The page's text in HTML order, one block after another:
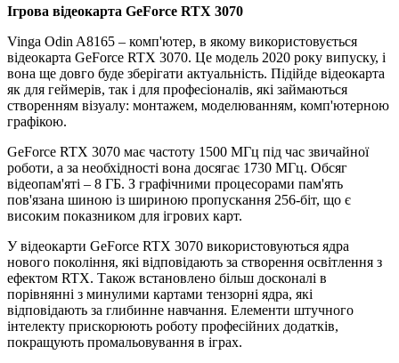
Ігрова відеокарта GeForce RTX 3070
Vinga Odin A8165 – комп'ютер, в якому використовується
відеокарта GeForce RTX 3070. Це модель 2020 року випуску, і
вона ще довго буде зберігати актуальність. Підійде відеокарта
як для геймерів, так і для професіоналів, які займаються
створенням візуалу: монтажем, моделюванням, комп'ютерною
графікою.
GeForce RTX 3070 має частоту 1500 МГц під час звичайної
роботи, а за необхідності вона досягає 1730 МГц. Обсяг
відеопам'яті – 8 ГБ. З графічними процесорами пам'ять
пов'язана шиною із шириною пропускання 256-біт, що є
високим показником для ігрових карт.
У відеокарти GeForce RTX 3070 використовуються ядра
нового покоління, які відповідають за створення освітлення з
ефектом RTX. Також встановлено більш досконалі в
порівнянні з минулими картами тензорні ядра, які
відповідають за глибинне навчання. Елементи штучного
інтелекту прискорюють роботу професійних додатків,
покращують промальовування в іграх.